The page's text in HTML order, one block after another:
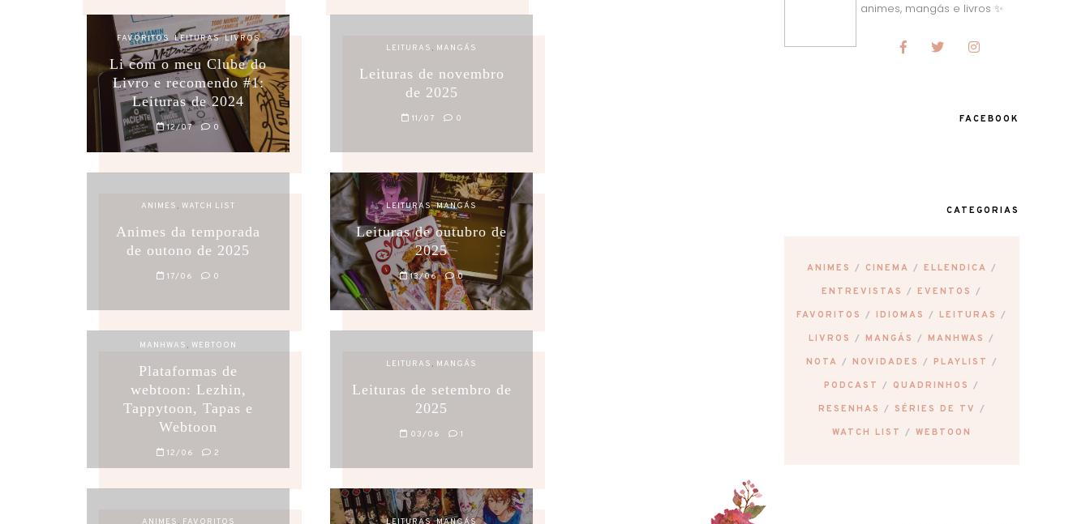
FAVORITOS,LEITURAS,LIVROS
Li com o meu Clube do
Livro e recomendo #1:
Leituras de 2024
12/07 0
LEITURAS , MANGÁS
Leituras de novembro
de 2025
11/07 0
ANIMES , WATCH LIST
Animes da temporada
de outono de 2025
17/06 0
LEITURAS,MANGÁS
Leituras de outubro de
2025
13/06 0
MANHWAS , WEBTOON
Plataformas de
webtoon: Lezhin,
Tappytoon, Tapas e
Webtoon
12/06 2
LEITURAS , MANGÁS
Leituras de setembro de
2025
03/06 1
ANIMES , FAVORITOS LEITURAS,MANGÁS
animes, mangás e livros ✨
FACEBOOK
CATEGORIAS
ANIMES CINEMA ELLENDICA
ENTREVISTAS EVENTOS
FAVORITOS IDIOMAS LEITURAS
LIVROS MANGÁS MANHWAS
NOTA NOVIDADES PLAYLIST
PODCAST QUADRINHOS
RESENHAS SÉRIES DE TV
WATCH LIST WEBTOON